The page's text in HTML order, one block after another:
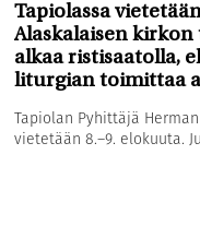
Tapiolassa
Alaskalaisen kirkon
alkaa ristisaatolla,
liturgian toimittaa
Tapiolan Pyhittäjä
vietetään 8.–9. elokuuta.